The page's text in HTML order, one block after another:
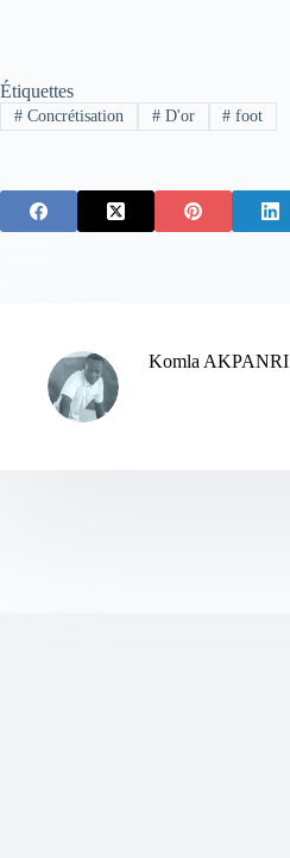
Étiquettes
#Concrétisation #D'or # foot
Komla AKPANRI